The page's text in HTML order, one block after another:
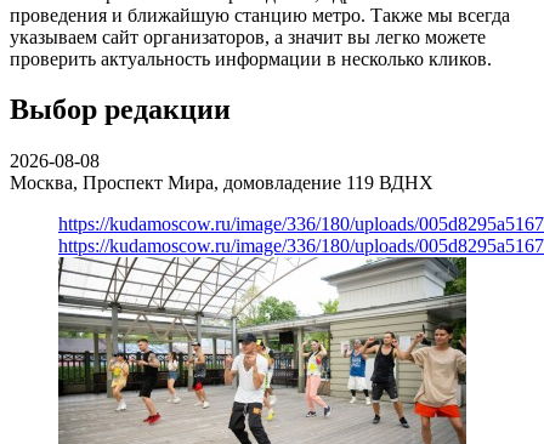
проведения и ближайшую станцию метро. Также мы всегда
указываем сайт организаторов, а значит вы легко можете
проверить актуальность информации в несколько кликов.
Выбор редакции
2026-08-08
Москва, Проспект Мира, домовладение 119 ВДНХ
https://kudamoscow.ru/image/336/180/uploads/
https://kudamoscow.ru/image/336/180/uploads/